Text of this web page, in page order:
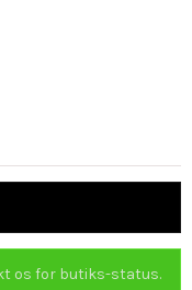
os for butiks-status.